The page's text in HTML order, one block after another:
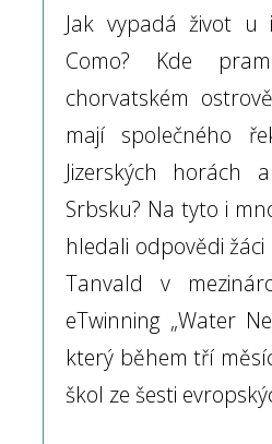
Jak vypadá život u
Como? Kde
chorvatském
mají společného
Jizerských horách
Srbsku? Na tyto i
hledali odpovědi
Tanvald v
eTwinning „Water
který během tří
škol ze šesti